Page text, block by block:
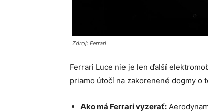
Zdroj: Ferrari
Ferrari Luce nie je len ďalší
priamo útočí na zakorenené dogmy o
Ako má Ferrari vyzerať: